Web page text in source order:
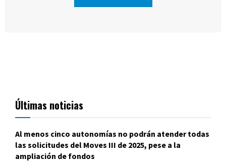
Últimas noticias
Al menos cinco autonomías no podrán atender todas
las solicitudes del Moves III de 2025, pese a la
ampliación de fondos